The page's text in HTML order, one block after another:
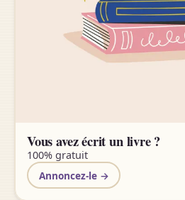
Vous avez écrit un livre ?
100% gratuit
Annoncez-le →